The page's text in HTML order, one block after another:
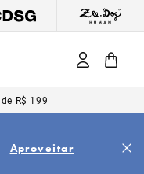
R$ 199
Aproveitar